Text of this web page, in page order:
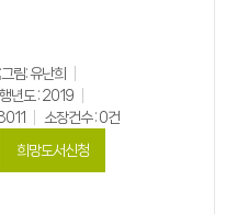
림: 유난희
년도 : 2019
소장건수 : 0건
희망도서신청